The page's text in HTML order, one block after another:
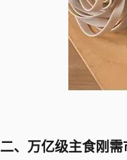
二、万亿级主食刚